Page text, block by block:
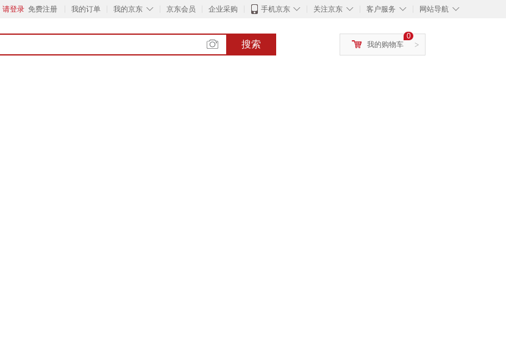
请登录 免费注册 我的订单 ◇
我的京东 京东会员 企业采购 ◇
手机京东 ◇
关注京东 ◇
客户服务 ◇
网站导航
搜索 >
0
我的购物车